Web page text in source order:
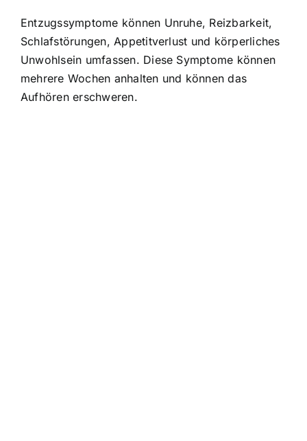
Entzugssymptome können Unruhe, Reizbarkeit,
Schlafstörungen, Appetitverlust und körperliches
Unwohlsein umfassen. Diese Symptome können
mehrere Wochen anhalten und können das
Aufhören erschweren.